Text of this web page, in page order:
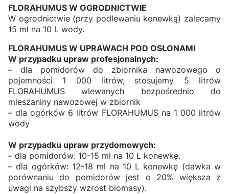
FLORAHUMUS W OGRODNICTWIE
W ogrodnictwie (przy podlewaniu konewką) zalecamy
15 ml na 10 L wody.
FLORAHUMUS W UPRAWACH POD OSŁONAMI
W przypadku upraw profesjonalnych:
– dla pomidorów do zbiornika nawozowego o
pojemności 1 000 litrów, stosujemy 5 litrów
FLORAHUMUS wlewanych bezpośrednio do
mieszaniny nawozowej w zbiornik
– dla ogórków 6 litrów FLORAHUMUS na 1 000 litrów
wody
W przypadku upraw przydomowych:
– dla pomidorów: 10-15 ml na 10 L konewkę.
– dla ogórków: 12-18 ml na 10 L konewkę (dawka w
porównaniu do pomidorów jest o 20% większa z
uwagi na szybszy wzrost biomasy).